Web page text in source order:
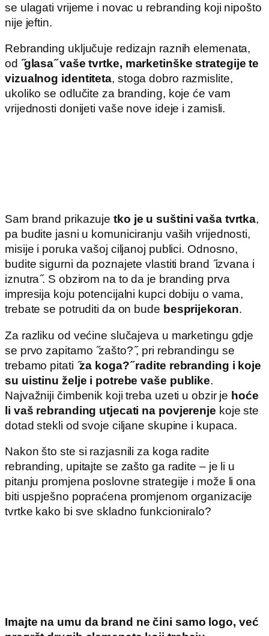
se ulagati vrijeme i novac u rebranding koji nipošto
nije jeftin.
Rebranding uključuje redizajn raznih elemenata,
od ̋glasa ̋ vaše tvrtke, marketinške strategije te
vizualnog identiteta, stoga dobro razmislite,
ukoliko se odlučite za branding, koje će vam
vrijednosti donijeti vaše nove ideje i zamisli.
Sam brand prikazuje tko je u suštini vaša tvrtka,
pa budite jasni u komuniciranju vaših vrijednosti,
misije i poruka vašoj ciljanoj publici. Odnosno,
budite sigurni da poznajete vlastiti brand ̋izvana i
iznutra ̋. S obzirom na to da je branding prva
impresija koju potencijalni kupci dobiju o vama,
trebate se potruditi da on bude besprijekoran.
Za razliku od većine slučajeva u marketingu gdje
se prvo zapitamo ̋zašto? ̋, pri rebrandingu se
trebamo pitati ̋za koga? ̋ radite rebranding i koje
su uistinu želje i potrebe vaše publike.
Najvažniji čimbenik koji treba uzeti u obzir je hoće
li vaš rebranding utjecati na povjerenje koje ste
dotad stekli od svoje ciljane skupine i kupaca.
Nakon što ste si razjasnili za koga radite
rebranding, upitajte se zašto ga radite – je li u
pitanju promjena poslovne strategije i može li ona
biti uspješno popraćena promjenom organizacije
tvrtke kako bi sve skladno funkcioniralo?
Imajte na umu da brand ne čini samo logo, već